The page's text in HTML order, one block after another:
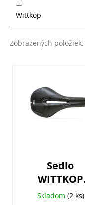
Wittkop
Zobrazených položiek:
Sedlo
WITTKOP
Selle Esse
Skladom (2 ks)